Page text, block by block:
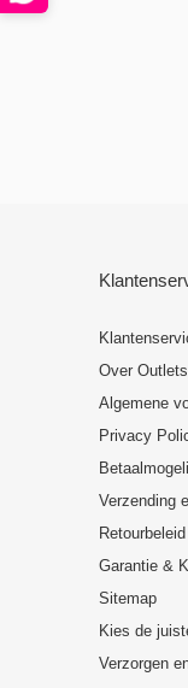
Over
Algemene
Privacy
Verzending
Retourbeleid
Garantie &
Sitemap
Kies de
Verzorgen